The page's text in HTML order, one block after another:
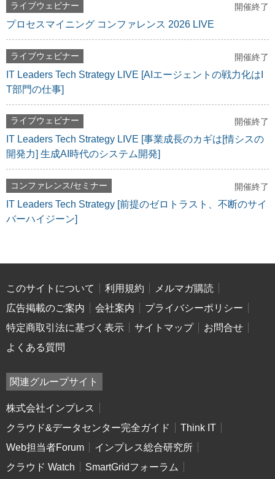
ライブウェビナー 開催終了
プロセスマイニング コンファレンス 2026 LIVE
ライブウェビナー 開催終了
IT Leaders Tech Strategy LIVE [AIエージェントの戦力化はI
T部門の仕事]
ライブウェビナー 開催終了
IT Leaders Tech Strategy LIVE [事業成長のカギは[情シスの
開発力] 生成AI時代のシステム開発]
コンファレンス/セミナー 開催終了
IT Leaders Tech Strategy [前提のゼロトラスト、不断のサイ
バーハイジーン]
このサイトについて 利用規約
メルマガ購読
広告掲載のご案内
会社案内
プライバシーポリシー
特定商取引法に基づく表示
サイトマップ
お問合せ
よくある質問
関連グループサイト
株式会社インプレス
クラウド&データセンター完全ガイド
Think IT
Web担当者Forum
インプレス総合研究所
クラウド Watch
SmartGridフォーラム